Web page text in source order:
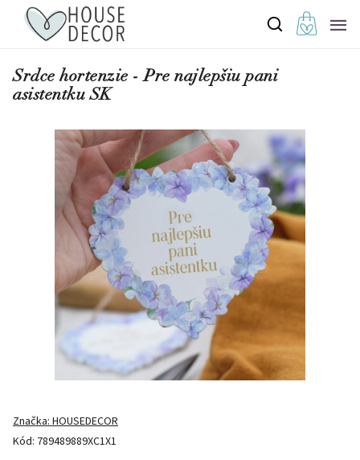
Srdce hortenzie - Pre najlepšiu pani
asistentku SK
Kód: 789489889XC1X1
Značka:HOUSEDECOR